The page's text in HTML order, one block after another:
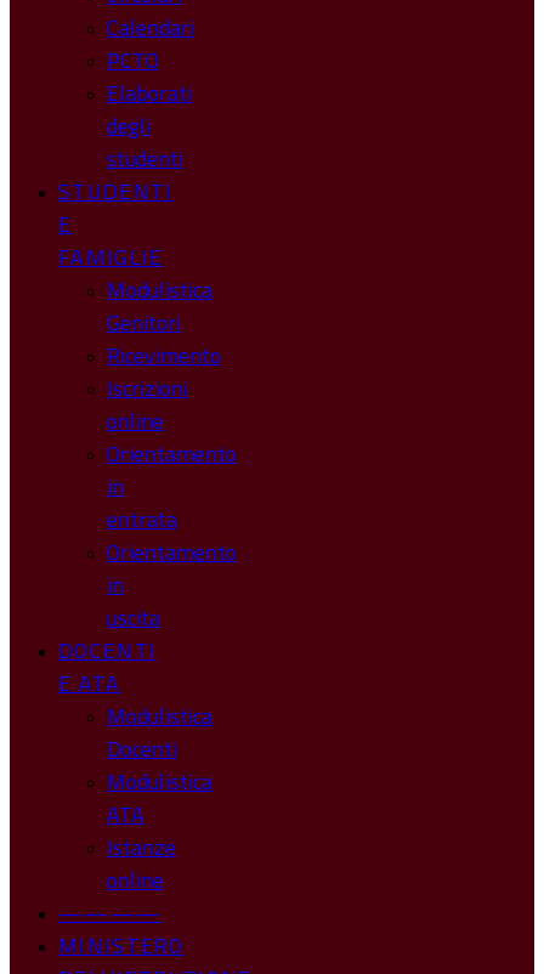
Calendari
PCTO
Elaborati
degli
studenti
STUDENTI
E
FAMIGLIE
Modulistica
Genitori
Ricevimento
Iscrizioni
online
Orientamento
in
entrata
Orientamento
in
uscita
DOCENTI
E ATA
Modulistica
Docenti
Modulistica
ATA
Istanze
online
————
MINISTERO